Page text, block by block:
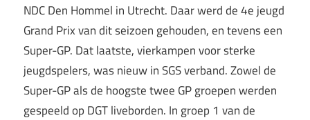
NDC Den Hommel in Utrecht. Daar werd de 4e jeugd
Grand Prix van dit seizoen gehouden, en tevens een
Super-GP. Dat laatste, vierkampen voor sterke
jeugdspelers, was nieuw in SGS verband. Zowel de
Super-GP als de hoogste twee GP groepen werden
gespeeld op DGT liveborden. In groep 1 van de